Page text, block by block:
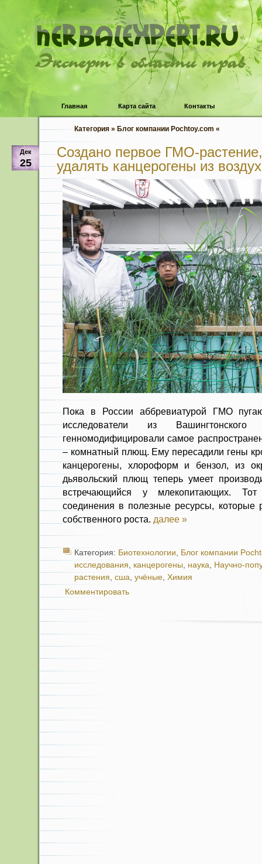
Эксперт в области трав
Главная Карта сайта Контакты
Категория » Блог компании Pochtoy.com «
Дек
25
Создано первое ГМО-
удалять канцерогены из
Пока в России аббревиатурой ГМО
исследователи из Вашингтонского
генномодифицировали самое
– комнатный плющ. Ему пересадили гены
канцерогены, хлороформ и бензол, из
дьявольский плющ теперь умеет
встречающийся у млекопитающих. Тот
соединения в полезные ресурсы, которые
собственного роста. далее »
Категория: Биотехнологии, Блог компании
исследования, канцерогены, наука, Научно-
растения, сша, учёные, Химия
Комментировать